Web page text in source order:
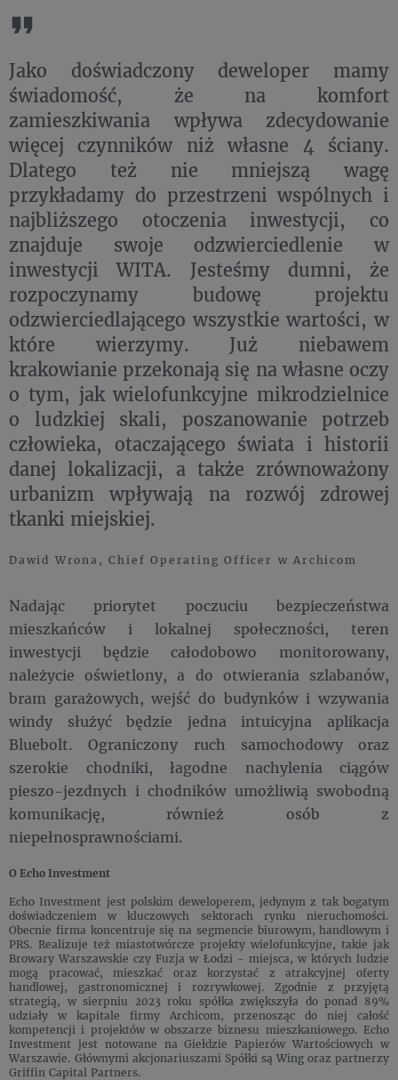
Jako doświadczony deweloper mamy
świadomość, że na komfort
zamieszkiwania wpływa zdecydowanie
więcej czynników niż własne 4 ściany.
Dlatego też nie mniejszą wagę
przykładamy do przestrzeni wspólnych i
najbliższego otoczenia inwestycji, co
znajduje swoje odzwierciedlenie w
inwestycji WITA. Jesteśmy dumni, że
rozpoczynamy budowę projektu
odzwierciedlającego wszystkie wartości, w
które wierzymy. Już niebawem
krakowianie przekonają się na własne oczy
o tym, jak wielofunkcyjne mikrodzielnice
o ludzkiej skali, poszanowanie potrzeb
człowieka, otaczającego świata i historii
danej lokalizacji, a także zrównoważony
urbanizm wpływają na rozwój zdrowej
tkanki miejskiej.
Dawid Wrona, Chief Operating Officer w Archicom
Nadając priorytet poczuciu bezpieczeństwa
mieszkańców i lokalnej społeczności, teren
inwestycji będzie całodobowo monitorowany,
należycie oświetlony, a do otwierania szlabanów,
bram garażowych, wejść do budynków i wzywania
windy służyć będzie jedna intuicyjna aplikacja
Bluebolt. Ograniczony ruch samochodowy oraz
szerokie chodniki, łagodne nachylenia ciągów
pieszo-jezdnych i chodników umożliwią swobodną
komunikację, również osób z
niepełnosprawnościami.
O Echo Investment
Echo Investment jest polskim deweloperem, jedynym z tak bogatym
doświadczeniem w kluczowych sektorach rynku nieruchomości.
Obecnie firma koncentruje się na segmencie biurowym, handlowym i
PRS. Realizuje też miastotwórcze projekty wielofunkcyjne, takie jak
Browary Warszawskie czy Fuzja w Łodzi - miejsca, w których ludzie
mogą pracować, mieszkać oraz korzystać z atrakcyjnej oferty
handlowej, gastronomicznej i rozrywkowej. Zgodnie z przyjętą
strategią, w sierpniu 2023 roku spółka zwiększyła do ponad 89%
udziały w kapitale firmy Archicom, przenosząc do niej całość
kompetencji i projektów w obszarze biznesu mieszkaniowego. Echo
Investment jest notowane na Giełdzie Papierów Wartościowych w
Warszawie. Głównymi akcjonariuszami Spółki są Wing oraz partnerzy
Griffin Capital Partners.